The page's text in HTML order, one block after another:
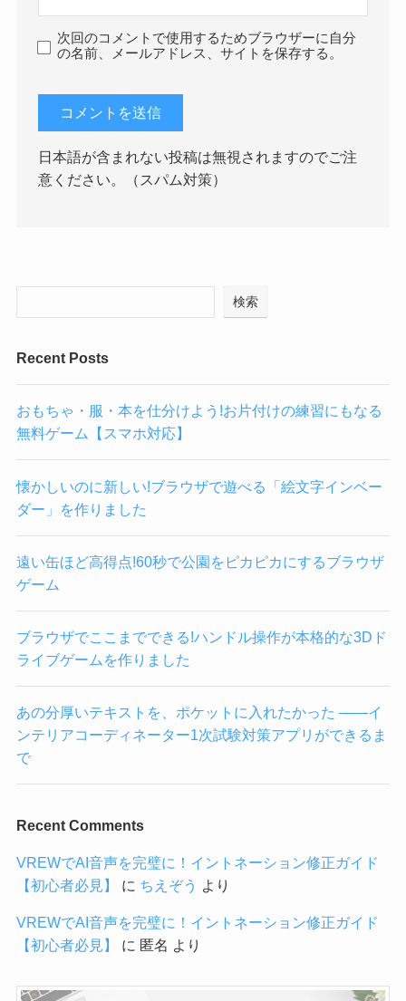
次回のコメントで使用するためブラウザーに自分
の名前、メールアドレス、サイトを保存する。
日本語が含まれない投稿は無視されますのでご注
意ください。（スパム対策）
検索
Recent Posts
おもちゃ・服・本を仕分けよう!お片付けの練習にもなる
無料ゲーム【スマホ対応】
懐かしいのに新しい!ブラウザで遊べる「絵文字インベー
ダー」を作りました
遠い缶ほど高得点!60秒で公園をピカピカにするブラウザ
ゲーム
ブラウザでここまでできる!ハンドル操作が本格的な3Dド
ライブゲームを作りました
あの分厚いテキストを、ポケットに入れたかった ——イ
ンテリアコーディネーター1次試験対策アプリができるま
で
Recent Comments
VREWでAI音声を完璧に！イントネーション修正ガイド
【初心者必見】
に ちえぞう より
VREWでAI音声を完璧に！イントネーション修正ガイド
【初心者必見】
に 匿名 より